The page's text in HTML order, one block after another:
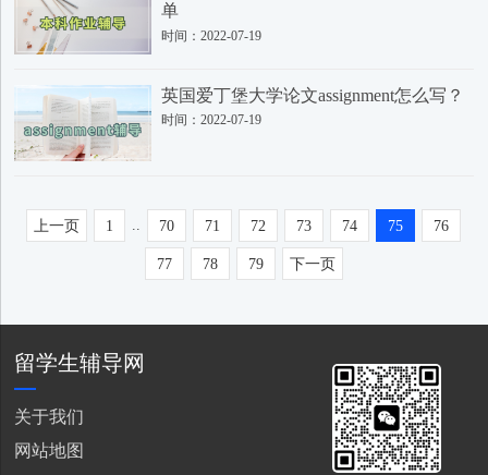
单
时间：2022-07-19
英国爱丁堡大学论文assignment怎么写？
时间：2022-07-19
上一页 1 .. 70 71 72 73 74 75 76
77 78 79 下一页
留学生辅导网
关于我们
网站地图